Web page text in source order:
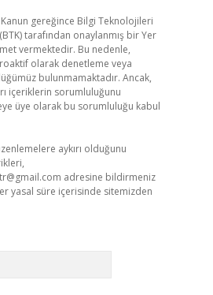
Kanun gereğince Bilgi Teknolojileri
tarafından onaylanmış bir Yer
vermektedir. Bu nedenle,
olarak denetleme veya
bulunmamaktadır. Ancak,
içeriklerin sorumluluğunu
üye olarak bu sorumluluğu kabul
aykırı olduğunu
adresine bildirmeniz
yasal süre içerisinde sitemizden